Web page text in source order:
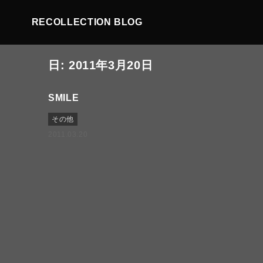
RECOLLECTION BLOG
日: 2011年3月20日
SMILE
その他